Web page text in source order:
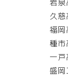
岩
久
福
種
一
盛